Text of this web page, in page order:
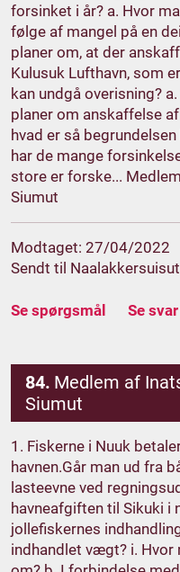
forsinket i år? a. Hvor
følge af mangel på en
planer om, at der
Kulusuk Lufthavn, som
kan undgå overisning?
planer om anskaffelse
hvad er så
har de mange
store er forske...
Siumut
Modtaget: 27/04/2022
Sendt til
Se spørgsmål Se svar
84. Medlem af
Siumut
1. Fiskerne i Nuuk
havnen.Går man ud fra
lasteevne ved
havneafgiften til Sikuki i
jollefiskernes
indhandlet vægt? i. Hvor